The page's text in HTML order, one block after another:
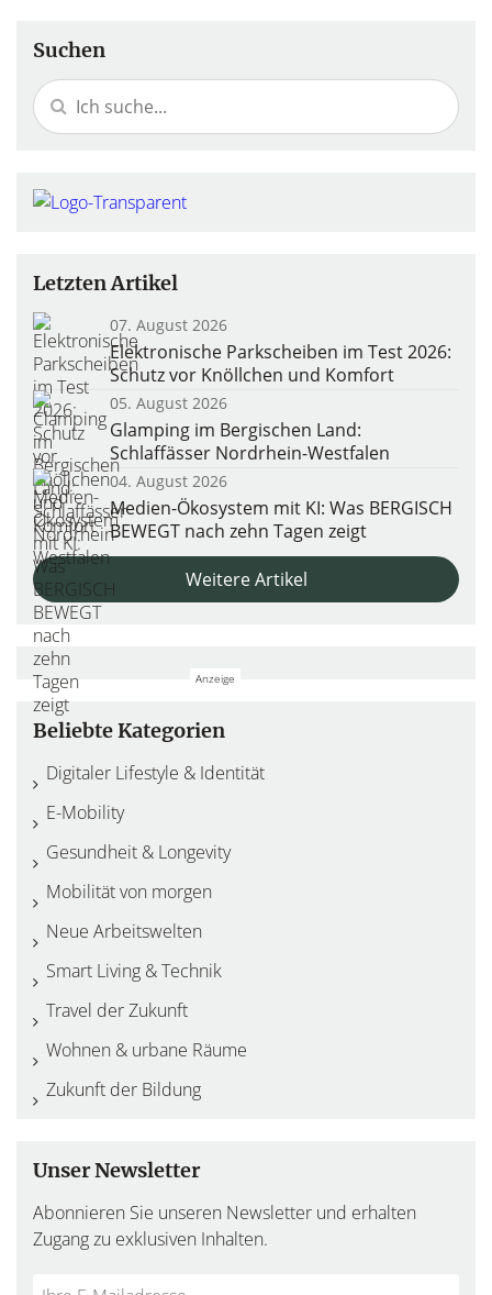
Suchen
Letzten Artikel
07. August 2026
Elektronische Parkscheiben im Test 2026:
Schutz vor Knöllchen und Komfort
05. August 2026
Glamping im Bergischen Land:
Schlaffässer Nordrhein-Westfalen
04. August 2026
Medien-Ökosystem mit KI: Was BERGISCH
BEWEGT nach zehn Tagen zeigt
Weitere Artikel
Beliebte Kategorien
Digitaler Lifestyle & Identität
E-Mobility
Gesundheit & Longevity
Mobilität von morgen
Neue Arbeitswelten
Smart Living & Technik
Travel der Zukunft
Wohnen & urbane Räume
Zukunft der Bildung
Unser Newsletter
Abonnieren Sie unseren Newsletter und erhalten
Zugang zu exklusiven Inhalten.
Do
*Ihre